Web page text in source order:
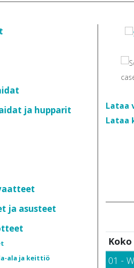
ja hupparit
ja asusteet
ala ja keittiö
Lataa
Lataa
Koko
01 -